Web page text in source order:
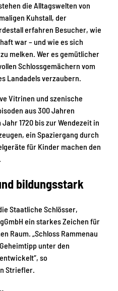
die Alltagswelten von
Kuhstall, der
erfahren Besucher, wie
war – und wie es sich
melken. Wer es gemütlicher
Schlossgemächern vom
Landadels verzaubern.
Vitrinen und szenische
aus 300 Jahren
1720 bis zur Wendezeit in
ein Spaziergang durch
für Kinder machen den
bildungsstark
Staatliche Schlösser,
ein starkes Zeichen für
Raum. „Schloss Rammenau
unter den
so
Striefler.